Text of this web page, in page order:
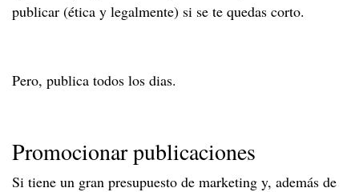
publicar (ética y legalmente) si se te quedas corto.
Pero, publica todos los dias.
Promocionar publicaciones
Si tiene un gran presupuesto de marketing y, además de